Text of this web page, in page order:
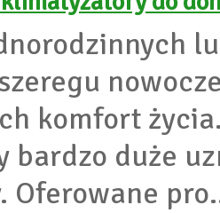
komfort
bardzo duże
Oferowane